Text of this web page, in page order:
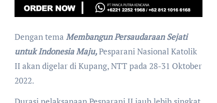
Dengan tema Membangun Persaudaraan Sejati
untuk Indonesia Maju,Pesparani Nasional Katolik
II akan digelar di Kupang, NTT pada 28-31 Oktober
2022.